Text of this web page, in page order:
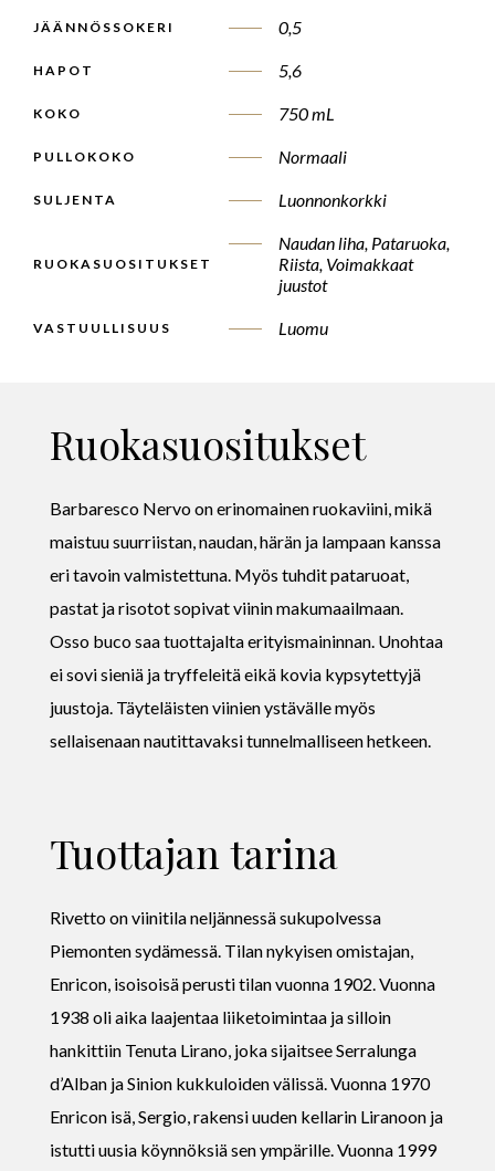
JÄÄNNÖSSOKERI 0,5
HAPOT 5,6
KOKO 750 mL
PULLOKOKO Normaali
SULJENTA Luonnonkorkki
RUOKASUOSITUKSET
Naudan liha, Pataruoka,
Riista, Voimakkaat
juustot
VASTUULLISUUS Luomu
Ruokasuositukset
Barbaresco Nervo on erinomainen ruokaviini, mikä
maistuu suurriistan, naudan, härän ja lampaan kanssa
eri tavoin valmistettuna. Myös tuhdit pataruoat,
pastat ja risotot sopivat viinin makumaailmaan.
Osso buco saa tuottajalta erityismaininnan. Unohtaa
ei sovi sieniä ja tryffeleitä eikä kovia kypsytettyjä
juustoja. Täyteläisten viinien ystävälle myös
sellaisenaan nautittavaksi tunnelmalliseen hetkeen.
Tuottajan tarina
Rivetto on viinitila neljännessä sukupolvessa
Piemonten sydämessä. Tilan nykyisen omistajan,
Enricon, isoisoisä perusti tilan vuonna 1902. Vuonna
1938 oli aika laajentaa liiketoimintaa ja silloin
hankittiin Tenuta Lirano, joka sijaitsee Serralunga
d’Alban ja Sinion kukkuloiden välissä. Vuonna 1970
Enricon isä, Sergio, rakensi uuden kellarin Liranoon ja
istutti uusia köynnöksiä sen ympärille. Vuonna 1999